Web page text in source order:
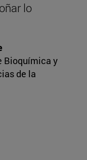
lo
Bioquímica y
de la